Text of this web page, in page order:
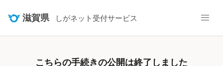
滋賀県 しがネット受付サービス
こちらの手続きの公開は終了しました